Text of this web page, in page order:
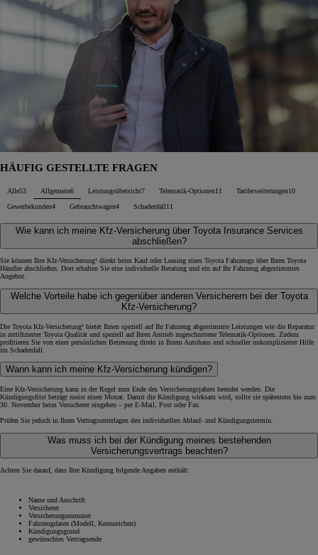
HÄUFIG GESTELLTE FRAGEN
Alle53 Allgemein6 Leistungsübersicht7 Telematik-Optionen11 Tariferweiterungen10
Gewerbekunden4 Gebrauchtwagen4 Schadenfall11
Wie kann ich meine Kfz-Versicherung über Toyota Insurance Services
abschließen?
Sie können Ihre Kfz-Versicherung¹ direkt beim Kauf oder Leasing eines Toyota Fahrzeugs über Ihren Toyota
Händler abschließen. Dort erhalten Sie eine individuelle Beratung und ein auf Ihr Fahrzeug abgestimmtes
Angebot.
Welche Vorteile habe ich gegenüber anderen Versicherern bei der Toyota
Kfz-Versicherung?
Die Toyota Kfz-Versicherung¹ bietet Ihnen speziell auf Ihr Fahrzeug abgestimmte Leistungen wie die Reparatur
in zertifizierter Toyota Qualität und speziell auf Ihren Antrieb zugeschnittene Telematik-Optionen. Zudem
profitieren Sie von einer persönlichen Betreuung direkt in Ihrem Autohaus und schneller unkomplizierter Hilfe
im Schadenfall.
Wann kann ich meine Kfz-Versicherung kündigen?
Eine Kfz-Versicherung kann in der Regel zum Ende des Versicherungsjahres beendet werden. Die
Kündigungsfrist beträgt meist einen Monat. Damit die Kündigung wirksam wird, sollte sie spätestens bis zum
30. November beim Versicherer eingehen – per E-Mail, Post oder Fax.
Prüfen Sie jedoch in Ihren Vertragsunterlagen den individuellen Ablauf- und Kündigungstermin.
Was muss ich bei der Kündigung meines bestehenden
Versicherungsvertrags beachten?
Achten Sie darauf, dass Ihre Kündigung folgende Angaben enthält:
Name und Anschrift
Versicherer
Versicherungsnummer
Fahrzeugdaten (Modell, Kennzeichen)
Kündigungsgrund
gewünschtes Vertragsende